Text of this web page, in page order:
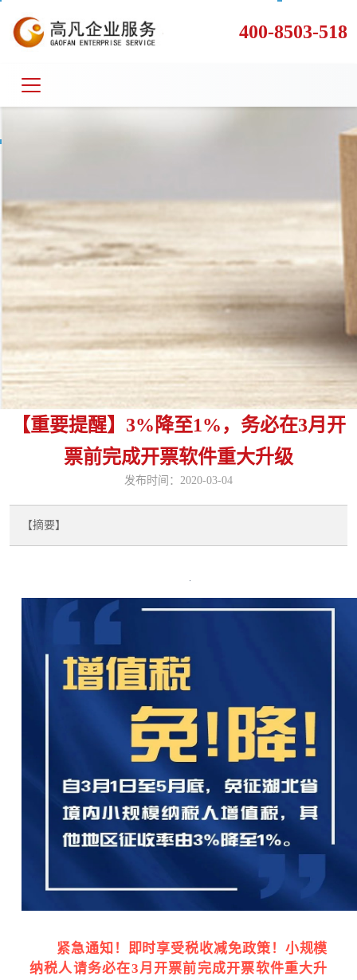
400-8503-518
【重要提醒】3%降至1%，务必在3月开
票前完成开票软件重大升级
发布时间：2020-03-04
【摘要】
紧急通知！ 即时享受税收减免政策！ 小规模
纳税人请务必在3月开票前完成开票软件重大升